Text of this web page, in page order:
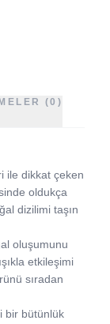
(0)
ile dikkat çeken
oldukça
dizilimi taşın
oluşumunu
etkileşimi
sıradan
bir bütünlük